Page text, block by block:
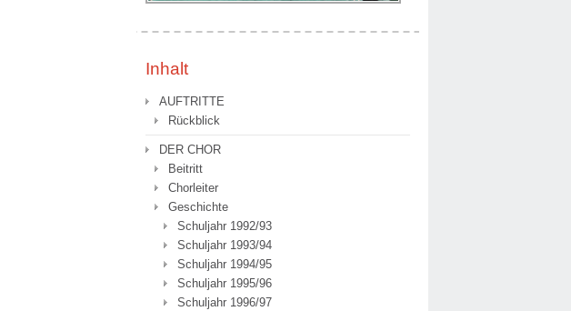
Inhalt
AUFTRITTE
Rückblick
DER CHOR
Beitritt
Chorleiter
Geschichte
Schuljahr 1992/93
Schuljahr 1993/94
Schuljahr 1994/95
Schuljahr 1995/96
Schuljahr 1996/97